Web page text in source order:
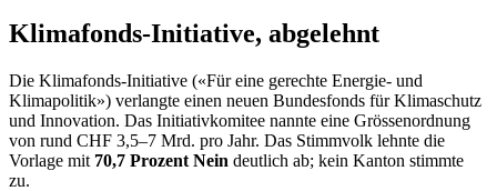
Klimafonds-Initiative, abgelehnt
Die Klimafonds-Initiative («Für eine gerechte Energie- und
Klimapolitik») verlangte einen neuen Bundesfonds für Klimaschutz
und Innovation. Das Initiativkomitee nannte eine Grössenordnung
von rund CHF 3,5–7 Mrd. pro Jahr. Das Stimmvolk lehnte die
Vorlage mit 70,7 Prozent Nein deutlich ab; kein Kanton stimmte
zu.